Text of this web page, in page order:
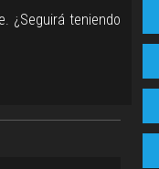
¿Seguirá teniendo